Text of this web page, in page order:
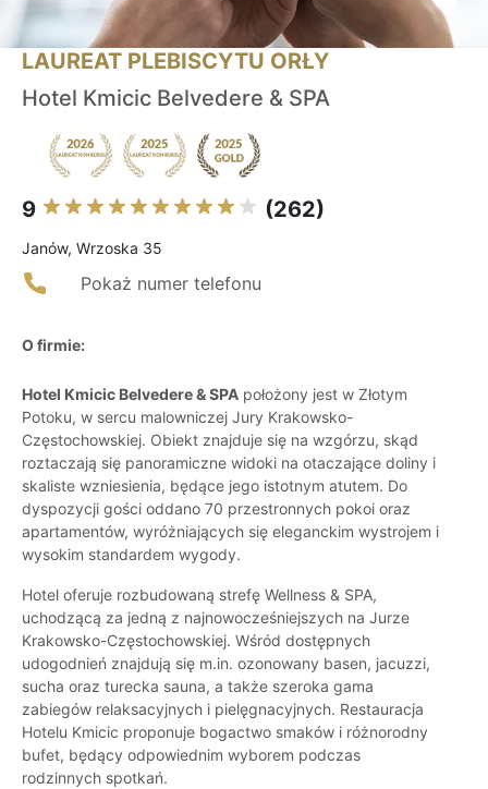
LAUREAT PLEBISCYTU ORŁY
Hotel Kmicic Belvedere & SPA
9 (262)
Janów, Wrzoska 35
Pokaż numer telefonu
O firmie:
Hotel Kmicic Belvedere & SPA położony jest w Złotym
Potoku, w sercu malowniczej Jury Krakowsko-
Częstochowskiej. Obiekt znajduje się na wzgórzu, skąd
roztaczają się panoramiczne widoki na otaczające doliny i
skaliste wzniesienia, będące jego istotnym atutem. Do
dyspozycji gości oddano 70 przestronnych pokoi oraz
apartamentów, wyróżniających się eleganckim wystrojem i
wysokim standardem wygody.
Hotel oferuje rozbudowaną strefę Wellness & SPA,
uchodzącą za jedną z najnowocześniejszych na Jurze
Krakowsko-Częstochowskiej. Wśród dostępnych
udogodnień znajdują się m.in. ozonowany basen, jacuzzi,
sucha oraz turecka sauna, a także szeroka gama
zabiegów relaksacyjnych i pielęgnacyjnych. Restauracja
Hotelu Kmicic proponuje bogactwo smaków i różnorodny
bufet, będący odpowiednim wyborem podczas
rodzinnych spotkań.